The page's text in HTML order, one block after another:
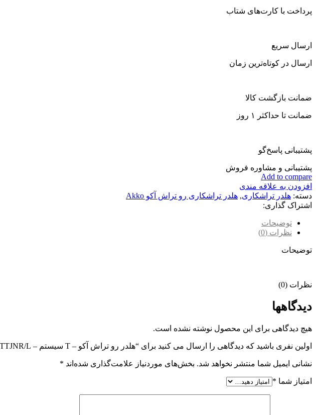
پرداخت با کارت‌های شتاب
ارسال سریع
ارسال در کوتاه‌ترین زمان
ضمانت بازگشت کالا
ضمانت تا حداکثر ۱ روز
پشتیبانی پاسخ‌گو
پشتیبانی و مشاوره فروش
Add to compare
افزودن به علاقه مندی
دسته: هلدر تراشکاری, هلدر تراشکاری رو تراش آکو Akko
اشتراک گذاری:
توضیحات
نظرات (0)
توضیحات
نظرات (0)
دیدگاهها
هیچ دیدگاهی برای این محصول نوشته نشده است.
اولین نفری باشید که دیدگاهی را ارسال می کنید برای “هلدر رو تراش آکو – T سیستم – AKKO TTJNR/L”
نشانی ایمیل شما منتشر نخواهد شد. بخش‌های موردنیاز علامت‌گذاری شده‌اند *
امتیاز شما *